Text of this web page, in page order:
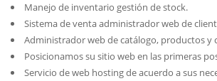
Manejo de inventario gestión de stock.
Sistema de venta administrador web de
Administrador web de catálogo, productos y
Posicionamos su sitio web en las primeras
Servicio de web hosting de acuerdo a sus